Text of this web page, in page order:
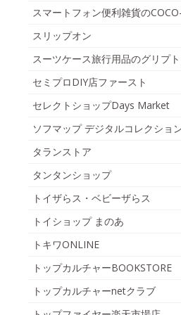
スマートフォン便利雑貨の
スリップオン
スーツケース旅行用品のグリプ
セミプロDIY店ファースト
セレクトショップDays Market
ソフマップ デジタルコレクショ
タランストア
タンタンショップ
トイザらス・ベビーザらス
トイショップ まのあ
トキワONLINE
トップカルチャーBOOKSTORE
トップカルチャーnetクラブ